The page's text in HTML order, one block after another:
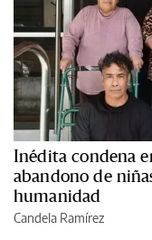
Inédita condena
abandono de
humanidad
Candela Ramírez